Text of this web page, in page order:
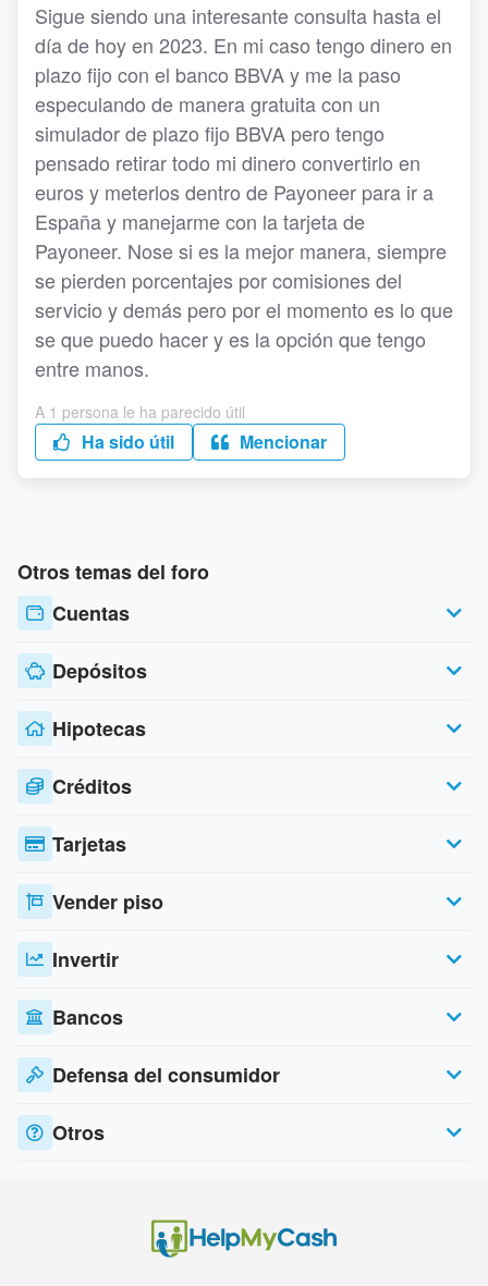
Sigue siendo una interesante consulta hasta el
día de hoy en 2023. En mi caso tengo dinero en
plazo fijo con el banco BBVA y me la paso
especulando de manera gratuita con un
simulador de plazo fijo BBVA pero tengo
pensado retirar todo mi dinero convertirlo en
euros y meterlos dentro de Payoneer para ir a
España y manejarme con la tarjeta de
Payoneer. Nose si es la mejor manera, siempre
se pierden porcentajes por comisiones del
servicio y demás pero por el momento es lo que
se que puedo hacer y es la opción que tengo
entre manos.
A 1 persona le ha parecido útil
Ha sido útil Mencionar
Otros temas del foro
Cuentas
Depósitos
Hipotecas
Créditos
Tarjetas
Vender piso
Invertir
Bancos
Defensa del consumidor
Otros